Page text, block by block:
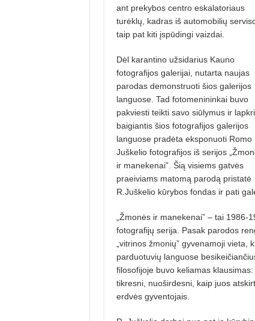
ant prekybos centro eskalatoriaus
turėklų, kadras iš automobilių
taip pat kiti įspūdingi vaizdai.
Dėl karantino užsidarius Kauno
fotografijos galerijai, nutarta naujas
parodas demonstruoti šios galerijos
languose. Tad fotomenininkai buvo
pakviesti teikti savo siūlymus ir
baigiantis šios fotografijos galerijos
languose pradėta eksponuoti Romo
Juškelio fotografijos iš serijos
ir manekenai”. Šią visiems gatvės
praeiviams matomą parodą pristatė
R.Juškelio kūrybos fondas ir pati
„Žmonės ir manekenai” – tai
fotografijų serija. Pasak parodos
„vitrinos žmonių” gyvenamoji
parduotuvių languose
filosofijoje buvo keliamas
tikresni, nuoširdesni, kaip juos
erdvės gyventojais.